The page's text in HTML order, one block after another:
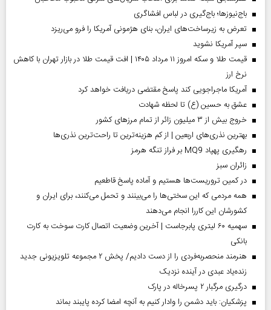
باج‌نیوزها؛ باج‌گیری در لباس افشاگری
تعرض به زیرساخت‌های ایران، بنای هژمونی آمریکا را فرو می‌ریزد
سپر آمریکا نشوید
قیمت طلا و سکه امروز ۱۱ مرداد ۱۴۰۵ | افت قیمت طلا در بازار تهران با کاهش
نرخ ارز
آمریکا ماجراجویی کند پاسخ مقتضی دریافت خواهد کرد
عشق به حسین (ع) تا لحظه شهادت
خروج بیش از ۳ میلیون زائر از تمام مرز‌های کشور
بهترین نذری‌های اربعین | از کم هزینه‌ترین تا راحت‌ترین نذری‌ها
رهگیری پهپاد MQ9 بر فراز تنگه هرمز
‌زائران سبز
در کمین تروریست‌ها هستیم و آماده پاسخ قاطعیم
همه مردمی که این سختی‌ها را می‌بینند و تحمل می‌کنند، برای ایران و
کشورشان این کاررا انجام می‌دهند
سهمیه ۶۰ لیتری پابرجاست | آخرین وضعیت اتصال کارت سوخت به کارت
بانکی
هنرمند منحصر‌به‌فردی را از دست دادیم/ پخش ۲ مجموعه تلویزیونی جدید
زنده‌یاد عبدی در آینده نزدیک
درگیری مرگبار ۲ پسرخاله در پارک
پزشکیان: باید دشمن را وادار کنیم به آنچه امضا کرده پایبند بماند